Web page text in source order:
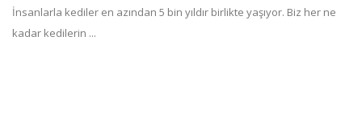
İnsanlarla kediler en azından 5 bin yıldır birlikte yaşıyor. Biz her ne
kadar kedilerin ...